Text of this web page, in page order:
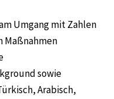
Umgang mit Zahlen
Maßnahmen
sowie
Arabisch,